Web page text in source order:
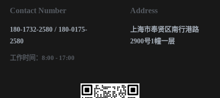
Contact Number
180-1732-2580 / 180-0175-
2580
工作时间：8:00 - 17:00
Address
上海市奉贤区南行港路
2900号1幢一层